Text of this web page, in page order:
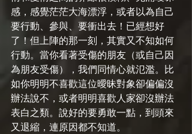
感，感覺茫茫大海漂浮，或者以為自己
要行動、參與、要衝出去！已經想好
了！但上陣的那一刻，其實又不知如何
行動。當你看著受傷的朋友（或自己因
為朋友受傷），我們同情心就氾濫。比
如你明明不喜歡這位曖昧對象卻偏偏沒
辦法說不，或者明明喜歡人家卻沒辦法
表白之類。說好的要勇敢一點，到頭來
又退縮，連原因都不知道。